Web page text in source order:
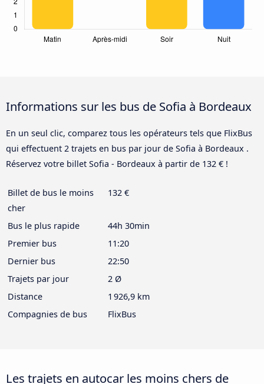
Informations sur les bus de Sofia à Bordeaux
En un seul clic, comparez tous les opérateurs tels que FlixBus
qui effectuent 2 trajets en bus par jour de Sofia à Bordeaux .
Réservez votre billet Sofia - Bordeaux à partir de 132 € !
Billet de bus le moins
cher
132 €
Bus le plus rapide
44h 30min
Premier bus
11:20
Dernier bus
22:50
Trajets par jour
2 Ø
Distance
1 926,9 km
Compagnies de bus
FlixBus
Les trajets en autocar les moins chers de